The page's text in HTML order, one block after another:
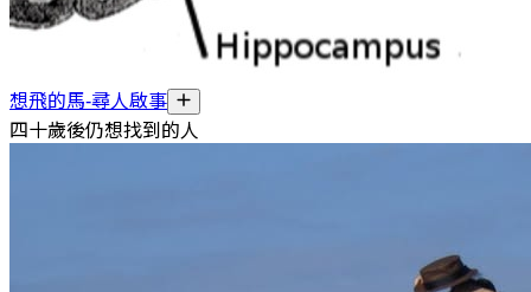
想飛的馬-尋人啟事
四十歲後仍想找到的人